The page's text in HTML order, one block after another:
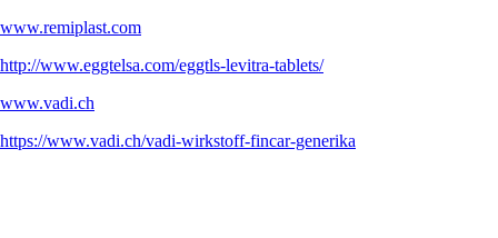
www.remiplast.com
http://www.eggtelsa.com/eggtls-levitra-tablets/
www.vadi.ch
https://www.vadi.ch/vadi-wirkstoff-fincar-generika